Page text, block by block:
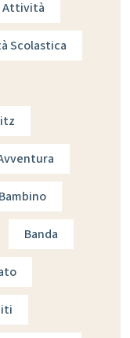
Attività
Scolastica
Bambino
Banda